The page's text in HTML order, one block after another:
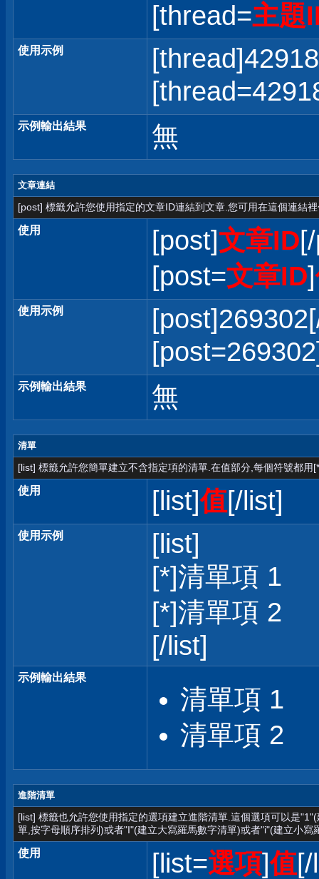
[thread=主題
使用示例
示例輸出結果 無
文章連結
[post] 標籤允許您使用指定的文章ID連結到文章.您可用在這個連結
使用 [post]文章ID
[post=文章ID]
使用示例
示例輸出結果 無
清單
[list] 標籤允許您簡單建立不含指定項的清單.在值部分,每個符號都用
使用 [list]值[/list]
使用示例
[list]
[*]清單項 1
[*]清單項 2
[/list]
示例輸出結果
清單項 1
清單項 2
進階清單
[list] 標籤也允許您使用指定的選項建立進階清單.這個選項可以是
單,按字母順序排列)或者"I"(建立大寫羅馬數字清單)或者"i"(建立小寫
使用 [list=選項]值